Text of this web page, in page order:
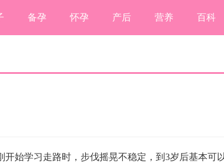
备孕 怀孕 产后 营养 百科
始学习走路时，步伐摇晃不稳定，到3岁后基本可